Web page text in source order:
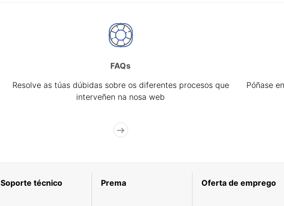
FAQs
Resolve as túas dúbidas sobre os diferentes procesos que
interveñen na nosa web
Póñase
Soporte técnico Prema Oferta de emprego